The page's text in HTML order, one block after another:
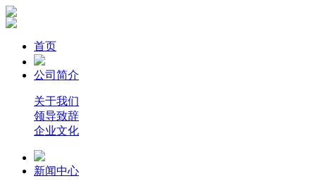
首页
公司简介
关于我们
领导致辞
企业文化
新闻中心